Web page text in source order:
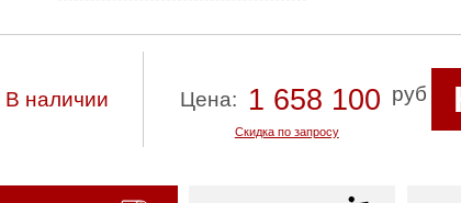
В наличии Цена: 1 658 100
Скидка по запросу
руб